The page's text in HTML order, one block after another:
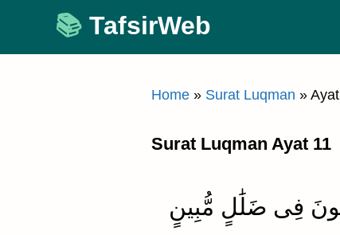
content
TafsirWeb
Home » Surat Luqman »
Surat Luqman Ayat 11
فِى ضَلَٰلٍ مُّبِينٍ